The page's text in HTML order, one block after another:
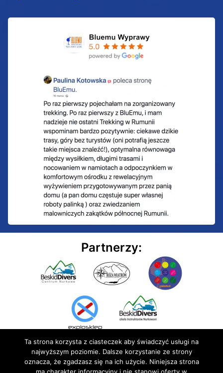
Partnerzy:
Ta strona korzysta z ciasteczek aby świadczyć usługi na
najwyższym poziomie. Dalsze korzystanie ze strony
oznacza, że zgadzasz się na ich użycie. Niniejsza strona